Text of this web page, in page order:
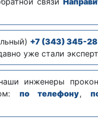
+7 (343) 345-
уже стали
инженеры
по телефону,